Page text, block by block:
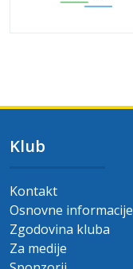
Klub
Kontakt
Osnovne informacije
Zgodovina kluba
Za medije